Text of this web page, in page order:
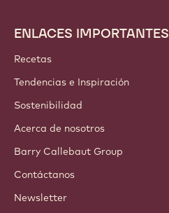
Footer
Callebaut
ENLACES IMPORTANTES
Recetas
Tendencias e Inspiración
Sostenibilidad
Acerca de nosotros
Barry Callebaut Group
Contáctanos
Newsletter